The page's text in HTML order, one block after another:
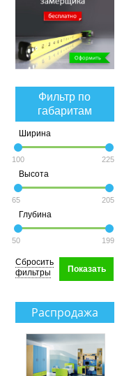
Фильтр по
габаритам
Ширина
100 225
Высота
65 205
Глубина
50 199
Сбросить
фильтры
Показать
Распродажа